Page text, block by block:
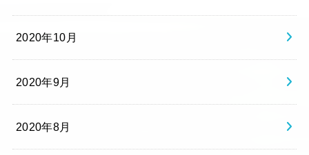
2020年10月
2020年9月
2020年8月